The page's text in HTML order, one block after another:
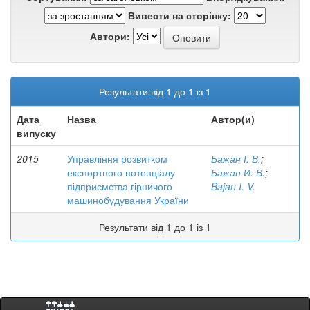
Вивести на сторінку:
Автори:
Результати від 1 до 1 із 1
Дата
випуску
Назва Автор(и)
2015
Управління розвитком
експортного потенціалу
підприємства гірничого
машинобудування України
Бажан І. В.;
Бажан И. В.;
Bajan I. V.
Результати від 1 до 1 із 1